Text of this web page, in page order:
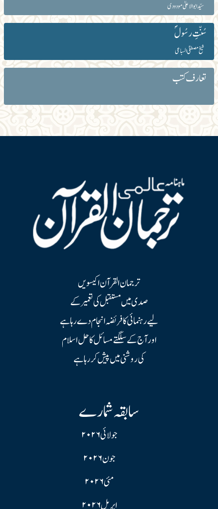
سیّد ابوالاعلیٰ مودودی
سُنّتِ رسُولؐ
شیخ مصطفیٰ السباعی
تعارف کتب
ترجمان القرآن اکیسویں
صدی میں مستقبل کی تعمیر کے
لیے رہنمائی کا فریضہ انجام دے رہا ہے
اور آج کے سلگتے مسائل کا حل اسلام
کی روشنی میں پیش کر رہا ہے
سابقہ شمارے
جولائی ۲۰۲۶
جون ۲۰۲۶
مئی ۲۰۲۶
اپریل ۲۰۲۶